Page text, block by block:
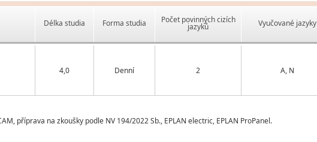
Délka studia Forma studia Počet povinných cizích
jazyků Vyučované jazyky
4,0 Denní 2 A, N
příprava na zkoušky podle NV 194/2022 Sb., EPLAN electric, EPLAN ProPanel.